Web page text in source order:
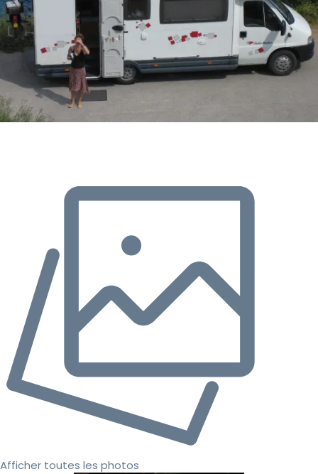
Afficher toutes les photos